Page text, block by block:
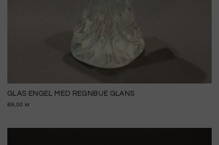
GLAS ENGEL MED REGNBUE GLANS
69,00 kr